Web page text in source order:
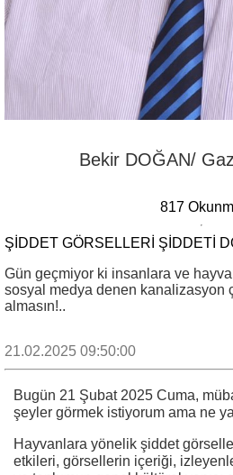
Bekir DOĞAN/
817
ŞIDDET GÖRSELLERI ŞIDDETI
Gün geçmiyor ki insanlara ve
sosyal medya denen kanalizasyon
almasın!..
21.02.2025 09:50:00
Bugün 21 Şubat 2025 Cuma,
şeyler görmek istiyorum ama ne
Hayvanlara yönelik şiddet
etkileri, görsellerin içeriği,